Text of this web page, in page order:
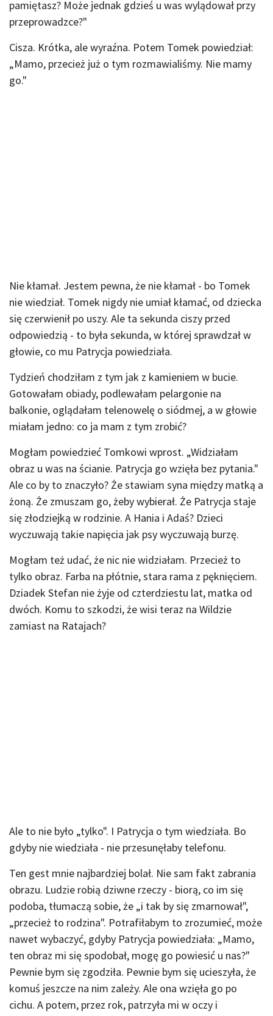
pamiętasz? Może jednak gdzieś u was wylądował przy
przeprowadzce?"
Cisza. Krótka, ale wyraźna. Potem Tomek powiedział:
„Mamo, przecież już o tym rozmawialiśmy. Nie mamy
go."
Nie kłamał. Jestem pewna, że nie kłamał - bo Tomek
nie wiedział. Tomek nigdy nie umiał kłamać, od dziecka
się czerwienił po uszy. Ale ta sekunda ciszy przed
odpowiedzią - to była sekunda, w której sprawdzał w
głowie, co mu Patrycja powiedziała.
Tydzień chodziłam z tym jak z kamieniem w bucie.
Gotowałam obiady, podlewałam pelargonie na
balkonie, oglądałam telenowelę o siódmej, a w głowie
miałam jedno: co ja mam z tym zrobić?
Mogłam powiedzieć Tomkowi wprost. „Widziałam
obraz u was na ścianie. Patrycja go wzięła bez pytania."
Ale co by to znaczyło? Że stawiam syna między matką a
żoną. Że zmuszam go, żeby wybierał. Że Patrycja staje
się złodziejką w rodzinie. A Hania i Adaś? Dzieci
wyczuwają takie napięcia jak psy wyczuwają burzę.
Mogłam też udać, że nic nie widziałam. Przecież to
tylko obraz. Farba na płótnie, stara rama z pęknięciem.
Dziadek Stefan nie żyje od czterdziestu lat, matka od
dwóch. Komu to szkodzi, że wisi teraz na Wildzie
zamiast na Ratajach?
Ale to nie było „tylko". I Patrycja o tym wiedziała. Bo
gdyby nie wiedziała - nie przesunęłaby telefonu.
Ten gest mnie najbardziej bolał. Nie sam fakt zabrania
obrazu. Ludzie robią dziwne rzeczy - biorą, co im się
podoba, tłumaczą sobie, że „i tak by się zmarnował",
„przecież to rodzina". Potrafiłabym to zrozumieć, może
nawet wybaczyć, gdyby Patrycja powiedziała: „Mamo,
ten obraz mi się spodobał, mogę go powiesić u nas?"
Pewnie bym się zgodziła. Pewnie bym się ucieszyła, że
komuś jeszcze na nim zależy. Ale ona wzięła go po
cichu. A potem, przez rok, patrzyła mi w oczy i